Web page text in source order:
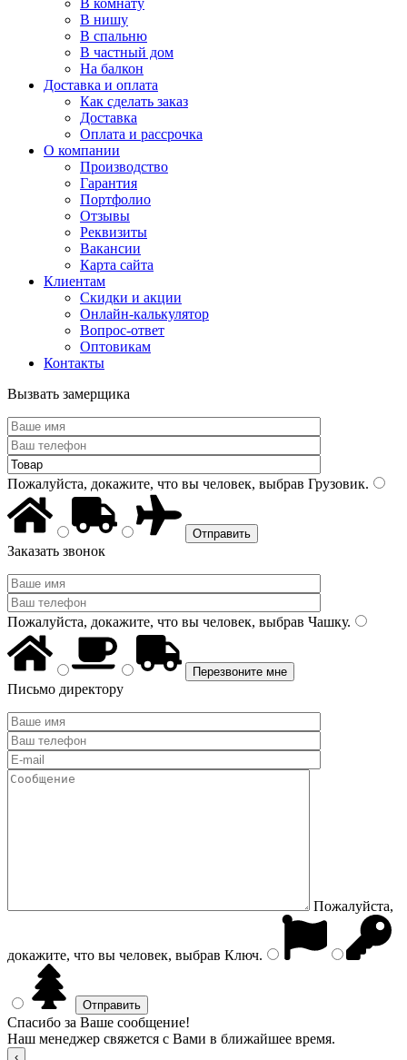
В комнату
В нишу
В спальню
В частный дом
На балкон
Доставка и оплата
Как сделать заказ
Доставка
Оплата и рассрочка
О компании
Производство
Гарантия
Портфолио
Отзывы
Реквизиты
Вакансии
Карта сайта
Клиентам
Скидки и акции
Онлайн-калькулятор
Вопрос-ответ
Оптовикам
Контакты
Вызвать замерщика
Пожалуйста, докажите, что вы человек, выбрав Грузовик.
Заказать звонок
Пожалуйста, докажите, что вы человек, выбрав Чашку.
Письмо директору
Пожалуйста,
докажите, что вы человек, выбрав Ключ.
Спасибо за Ваше сообщение!
Наш менеджер свяжется с Вами в ближайшее время.